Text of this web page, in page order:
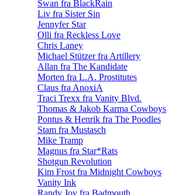
Swan fra BlackRain
Liv fra Sister Sin
Jennyfer Star
Olli fra Reckless Love
Chris Laney
Michael Stützer fra Artillery
Allan fra The Kandidate
Morten fra L.A. Prostitutes
Claus fra AnoxiA
Traci Trexx fra Vanity Blvd.
Thomas & Jakob Karma Cowboys
Pontus & Henrik fra The Poodles
Stam fra Mustasch
Mike Tramp
Magnus fra Star*Rats
Shotgun Revolution
Kim Frost fra Midnight Cowboys
Vanity Ink
Randy Joy fra Badmouth